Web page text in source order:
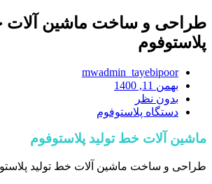
طراحی و ساخت ماشین آلات
پلاستوفوم
mwadmin_tayebipoor
بهمن 11, 1400
بدون نظر
دستگاه پلاستوفوم
ماشین آلات خط تولید پلاستوفوم
طراحی و ساخت ماشین آلات خط تولید